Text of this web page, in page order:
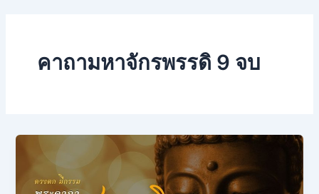
คาถามหาจักรพรรดิ 9 จบ